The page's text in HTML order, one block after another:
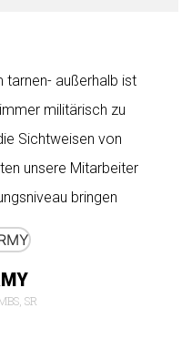
tarnen- außerhalb ist
militärisch zu
Sichtweisen von
unsere Mitarbeiter
bringen
SR